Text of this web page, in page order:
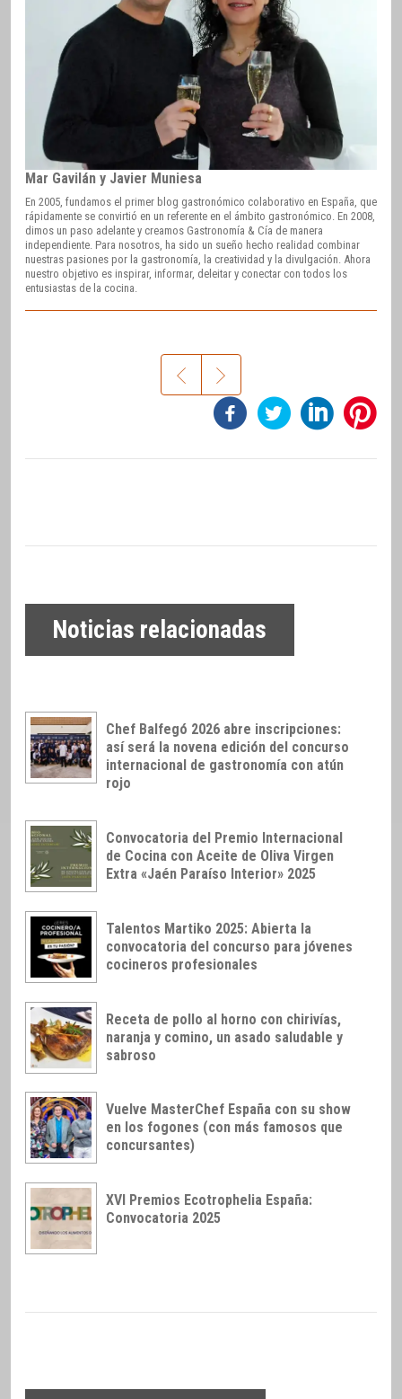
Mar Gavilán y Javier Muniesa
En 2005, fundamos el primer blog gastronómico colaborativo en España, que
rápidamente se convirtió en un referente en el ámbito gastronómico. En 2008,
dimos un paso adelante y creamos Gastronomía & Cía de manera
independiente. Para nosotros, ha sido un sueño hecho realidad combinar
nuestras pasiones por la gastronomía, la creatividad y la divulgación. Ahora
nuestro objetivo es inspirar, informar, deleitar y conectar con todos los
entusiastas de la cocina.
Noticias relacionadas
Chef Balfegó 2026 abre inscripciones:
así será la novena edición del concurso
internacional de gastronomía con atún
rojo
Convocatoria del Premio Internacional
de Cocina con Aceite de Oliva Virgen
Extra «Jaén Paraíso Interior» 2025
Talentos Martiko 2025: Abierta la
convocatoria del concurso para jóvenes
cocineros profesionales
Receta de pollo al horno con chirivías,
naranja y comino, un asado saludable y
sabroso
Vuelve MasterChef España con su show
en los fogones (con más famosos que
concursantes)
XVI Premios Ecotrophelia España:
Convocatoria 2025